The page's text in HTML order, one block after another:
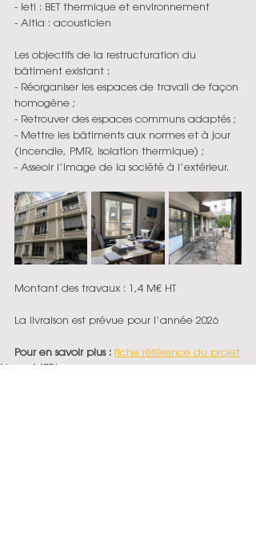
- Ieti : BET thermique et environnement
- Altia : acousticien
Les objectifs de la restructuration du
bâtiment existant :
- Réorganiser les espaces de travail de façon
homogène ;
- Retrouver des espaces communs adaptés ;
- Mettre les bâtiments aux normes et à jour
(incendie, PMR, isolation thermique) ;
- Asseoir l’image de la société à l’extérieur.
Montant des travaux : 1,4 M€ HT
La livraison est prévue pour l’année 2026
Pour en savoir plus : fiche référence du projet
News MEBI